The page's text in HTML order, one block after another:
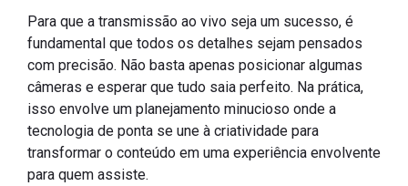
Para que a transmissão ao vivo seja um sucesso, é
fundamental que todos os detalhes sejam pensados
com precisão. Não basta apenas posicionar algumas
câmeras e esperar que tudo saia perfeito. Na prática,
isso envolve um planejamento minucioso onde a
tecnologia de ponta se une à criatividade para
transformar o conteúdo em uma experiência envolvente
para quem assiste.